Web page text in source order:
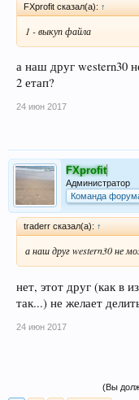
FXprofit сказал(а): ↑
1 - выкуп файла
а наш друг western30
2 етап?
24 июн 2017
FXprofit
Администратор
Команда
traderr сказал(а): ↑
а наш друг western30 не
нет, этот друг (как в
так...) не желает
24 июн 2017
(Вы